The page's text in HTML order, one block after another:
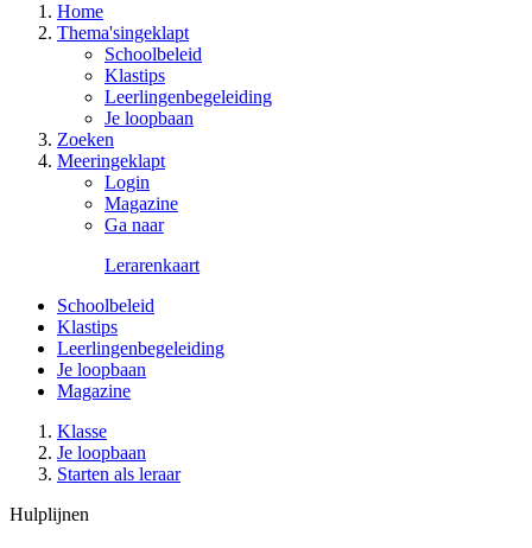
Home
Thema'singeklapt
Schoolbeleid
Klastips
Leerlingenbegeleiding
Je loopbaan
Zoeken
Meeringeklapt
Login
Magazine
Ga naar
Lerarenkaart
Schoolbeleid
Klastips
Leerlingenbegeleiding
Je loopbaan
Magazine
Klasse
Je loopbaan
Starten als leraar
Hulplijnen